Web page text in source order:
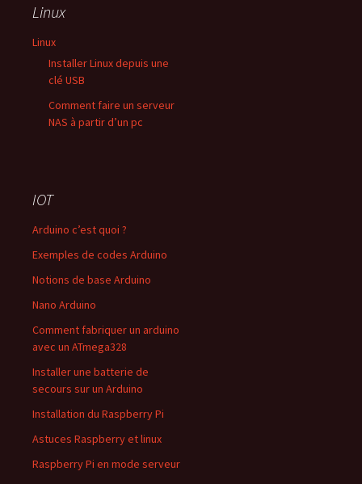
Linux
Linux
Installer Linux depuis une
clé USB
Comment faire un serveur
NAS à partir d’un pc
IOT
Arduino c’est quoi ?
Exemples de codes Arduino
Notions de base Arduino
Nano Arduino
Comment fabriquer un arduino
avec un ATmega328
Installer une batterie de
secours sur un Arduino
Installation du Raspberry Pi
Astuces Raspberry et linux
Raspberry Pi en mode serveur